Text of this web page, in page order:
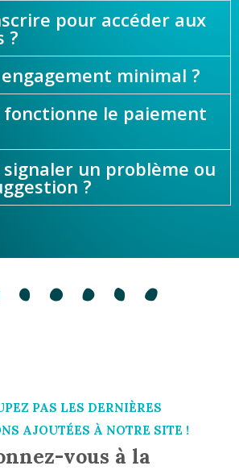
pour accéder aux
?
engagement minimal ?
le paiement
un problème ou
?
PAS LES DERNIÈRES
AJOUTÉES À NOTRE SITE !
vous à la